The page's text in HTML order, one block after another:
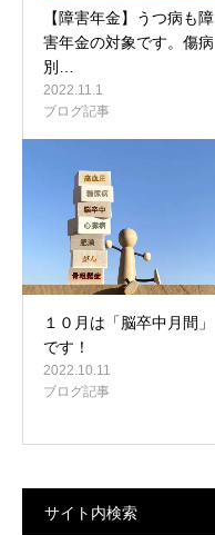
【障害年金】うつ病も障
害年金の対象です。傷病
別…
2022.11.1
ブログ記事
１０月は「脳卒中月間」
です！
2022.10.11
ブログ記事
サイト内検索